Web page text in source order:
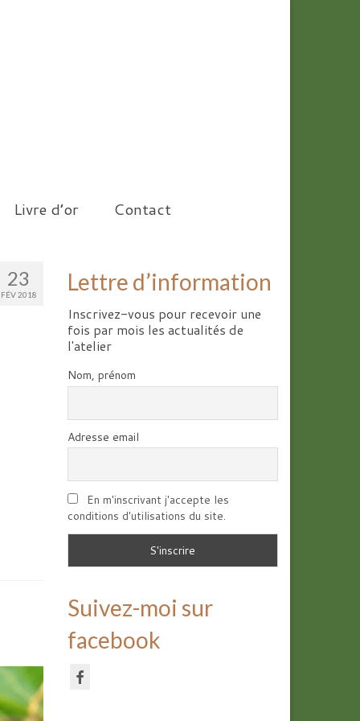
Livre d’or Contact
23
FÉV 2018 Lettre d’information
Inscrivez-vous pour recevoir une
fois par mois les actualités de
l'atelier
Nom, prénom
Adresse email
En m'inscrivant j'accepte les
conditions d'utilisations du site.
Suivez-moi sur
facebook